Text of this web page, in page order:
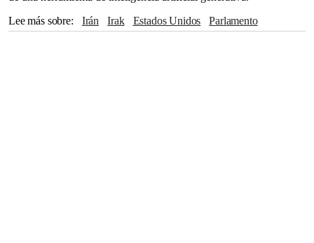
Lee más sobre
Irán Irak Estados Unidos
Parlamento